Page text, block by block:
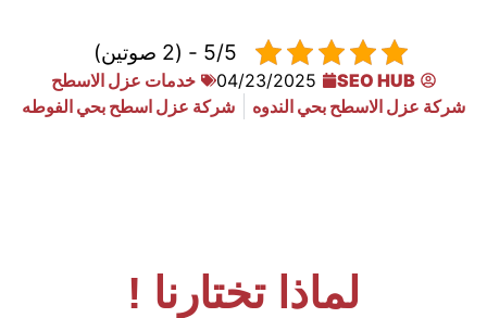
5/5 - (2 صوتين)
SEO HUB
04/23/2025
خدمات عزل الاسطح
شركة عزل الاسطح بحي الندوه
شركة عزل اسطح بحي الفوطه
لماذا تختارنا !